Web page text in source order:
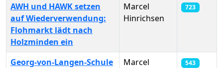
AWH und HAWK setzen
auf Wiederverwendung:
Flohmarkt lädt nach
Holzminden ein
Marcel
Hinrichsen
723
Georg-von-Langen-Schule
Marcel
543